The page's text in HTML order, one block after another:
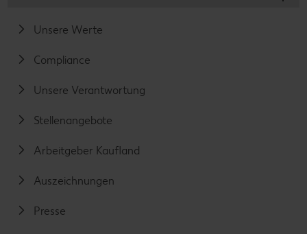
Unsere Werte
Compliance
Unsere Verantwortung
Stellenangebote
Arbeitgeber Kaufland
Auszeichnungen
Presse